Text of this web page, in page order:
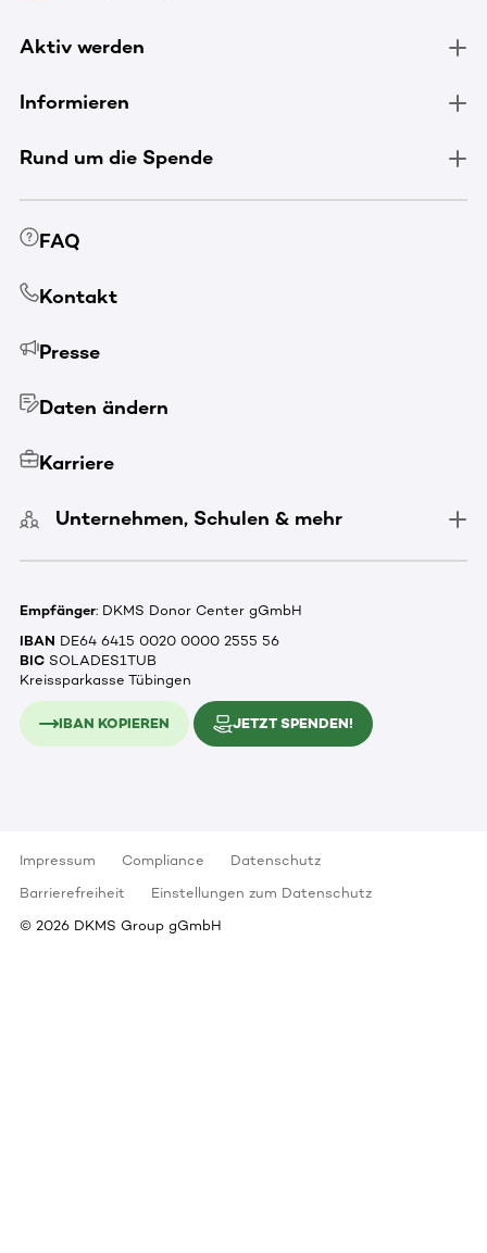
Aktiv werden
Informieren
Rund um die Spende
FAQ
Kontakt
Presse
Daten ändern
Karriere
Unternehmen, Schulen & mehr
Empfänger: DKMS Donor Center gGmbH
IBAN DE64 6415 0020 0000 2555 56
BIC SOLADES1TUB
Kreissparkasse Tübingen
IBAN KOPIEREN JETZT SPENDEN!
Impressum Compliance
Datenschutz
Barrierefreiheit
Einstellungen zum Datenschutz
© 2026 DKMS Group gGmbH